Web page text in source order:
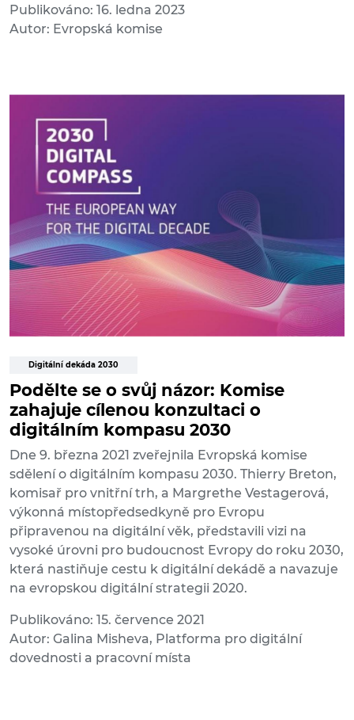
Publikováno: 16. ledna 2023
Autor: Evropská komise
Digitální dekáda 2030
Podělte se o svůj názor: Komise
zahajuje cílenou konzultaci o
digitálním kompasu 2030
Dne 9. března 2021 zveřejnila Evropská komise
sdělení o digitálním kompasu 2030. Thierry Breton,
komisař pro vnitřní trh, a Margrethe Vestagerová,
výkonná místopředsedkyně pro Evropu
připravenou na digitální věk, představili vizi na
vysoké úrovni pro budoucnost Evropy do roku 2030,
která nastiňuje cestu k digitální dekádě a navazuje
na evropskou digitální strategii 2020.
Publikováno: 15. července 2021
Autor: Galina Misheva, Platforma pro digitální
dovednosti a pracovní místa